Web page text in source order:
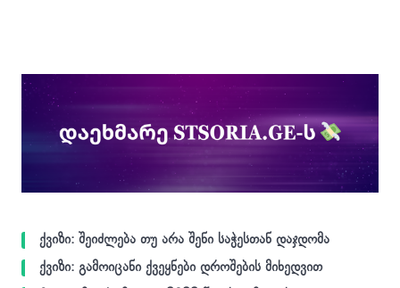
ქვიზი: შეიძლება თუ არა შენი საჭესთან დაჯდომა
ქვიზი: გამოიცანი ქვეყნები დროშების მიხედვით